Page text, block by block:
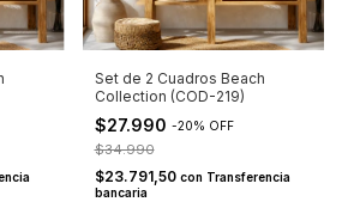
Set de 2 Cuadros Beach
Collection (COD-219)
$27.990 -20% OFF
$34.990
$23.791,50 con Transferencia
bancaria